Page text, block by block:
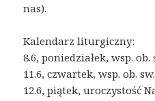
nas).
Kalendarz liturgiczny:
8.6, poniedziałek, wsp.
11.6, czwartek, wsp. ob.
12.6, piątek, uroczystość